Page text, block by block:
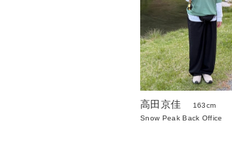
高田京佳
163cm
Snow Peak Back Office